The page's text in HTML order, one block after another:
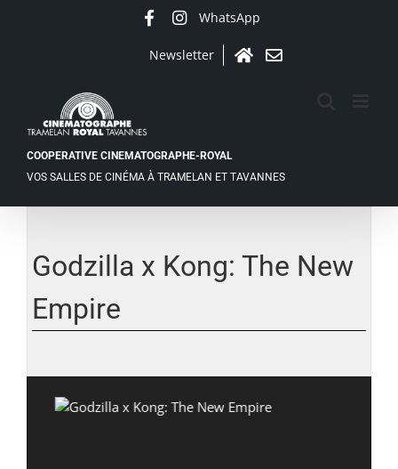
WhatsApp
Newsletter
AccueilContact
COOPERATIVE CINEMATOGRAPHE-ROYAL
VOS SALLES DE CINÉMA À TRAMELAN ET TAVANNES
Godzilla x Kong: The New
Empire